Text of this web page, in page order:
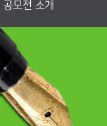
공모전 소개